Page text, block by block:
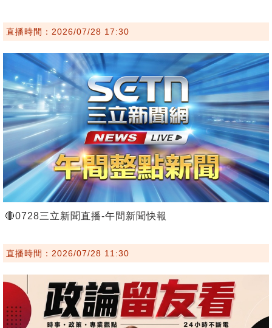
直播時間：2026/07/28 17:30
🔴0728三立新聞直播-午間新聞快報
直播時間：2026/07/28 11:30